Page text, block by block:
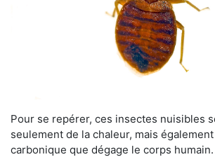
Pour se repérer, ces insectes nuisibles
seulement de la chaleur, mais
carbonique que dégage le corps